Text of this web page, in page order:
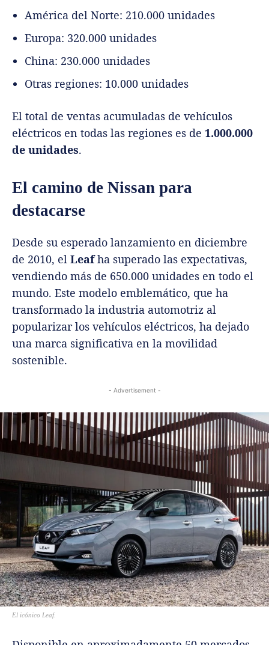
América del Norte: 210.000 unidades
Europa: 320.000 unidades
China: 230.000 unidades
Otras regiones: 10.000 unidades
El total de ventas acumuladas de vehículos
eléctricos en todas las regiones es de 1.000.000
de unidades.
El camino de Nissan para
destacarse
Desde su esperado lanzamiento en diciembre
de 2010, el Leafha superado las expectativas,
vendiendo más de 650.000 unidades en todo el
mundo. Este modelo emblemático, que ha
transformado la industria automotriz al
popularizar los vehículos eléctricos, ha dejado
una marca significativa en la movilidad
sostenible.
- Advertisement -
El icónico Leaf.